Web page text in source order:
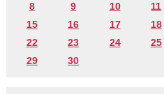
8
9 10 11
15
16 17 18
22
23 24 25
29
30